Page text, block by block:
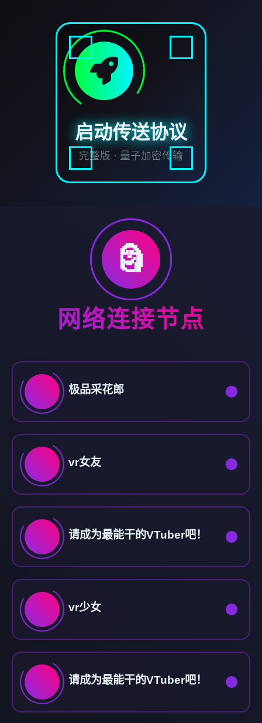
启动传送协议
完整版 · 量子加密传输
🗿
网络连接节点
极品采花郎
vr女友
请成为最能干的VTuber吧！
vr少女
请成为最能干的VTuber吧！